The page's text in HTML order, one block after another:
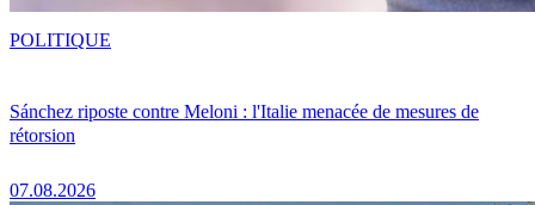
Sánchez riposte contre Meloni : l'Italie menacée de mesures de
rétorsion
07.08.2026
POLITIQUE